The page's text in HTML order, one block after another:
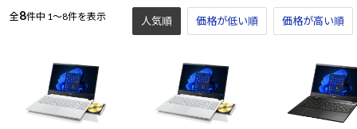
全8件中 1～8件を表示 人気順 価格が低い順 価格が高い順